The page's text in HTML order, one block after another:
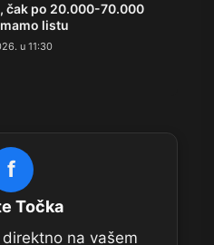
čak po 20.000-70.000
listu
u 11:30
f
Točka
na vašem